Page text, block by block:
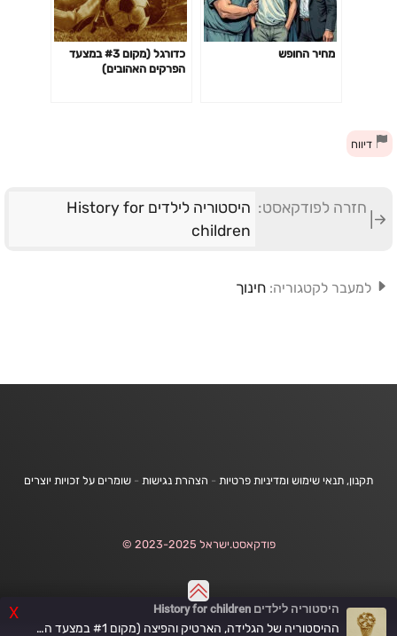
X היסטוריה לילדים History for children
ההיסטוריה של הגלידה, הארטיק והפיצה (מקום #1 במצעד הפרקים האהובים)
מחיר החופש
כדורגל (מקום #3 במצעד
הפרקים האהובים)
דיווח
חזרה לפודקאסט:
היסטוריה לילדים History for
children
למעבר לקטגוריה: חינוך
תקנון, תנאי שימוש ומדיניות פרטיות - הצהרת נגישות - שומרים על זכויות יוצרים
פודקאסט.ישראל 2023-2025 ©